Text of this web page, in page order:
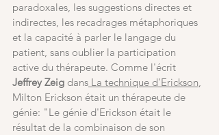
paradoxales, les suggestions directes et
indirectes, les recadrages métaphoriques
et la capacité à parler le langage du
patient, sans oublier la participation
active du thérapeute. Comme l'écrit
Jeffrey Zeig dans La technique d'Erickson,
Milton Erickson était un thérapeute de
génie: "Le génie d'Erickson était le
résultat de la combinaison de son